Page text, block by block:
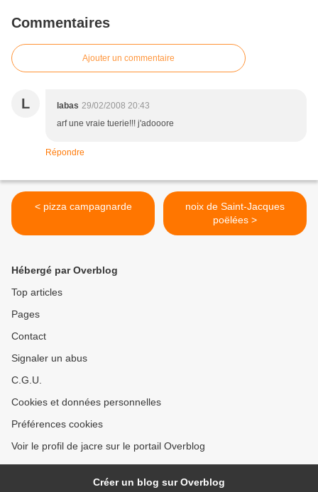
Commentaires
Ajouter un commentaire
L labas 29/02/2008 20:43
arf une vraie tuerie!!! j'adooore
Répondre
< pizza campagnarde
noix de Saint-Jacques
poëlées >
Hébergé par Overblog
Top articles
Pages
Contact
Signaler un abus
C.G.U.
Cookies et données personnelles
Préférences cookies
Voir le profil de jacre sur le portail Overblog
Créer un blog sur Overblog